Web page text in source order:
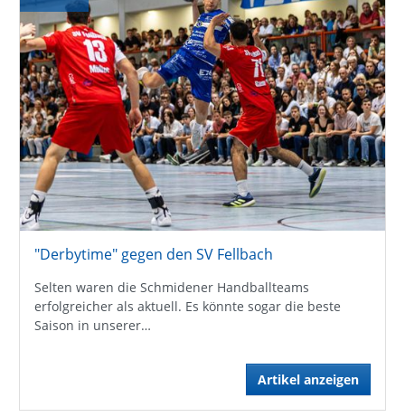
"Derbytime" gegen den SV Fellbach
Selten waren die Schmidener Handballteams
erfolgreicher als aktuell. Es könnte sogar die beste
Saison in unserer…
Artikel anzeigen